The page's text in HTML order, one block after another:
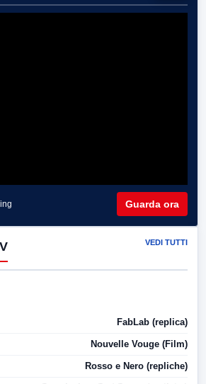
Guarda ora
VEDI TUTTI
FabLab (replica)
Nouvelle Vouge (Film)
Rosso e Nero (repliche)